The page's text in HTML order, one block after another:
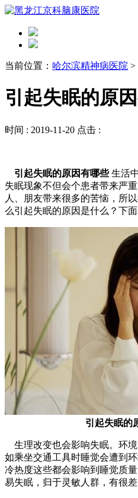
当前位置： 哈尔滨精神病医院 >
引起失眠的原
时间 : 2019-11-20 点击 :
引起失眠的原因有哪些生活
失眠现象不但会个患者带来严
人、朋友带来很多的苦恼，所
么引起失眠的原因是什么？下
引起失眠的
生理改变也会影响失眠。环
如乘坐交通工具时睡觉会遭到
冷热度这些都会影响到睡觉质
易失眠，归于灵敏人群，有很差